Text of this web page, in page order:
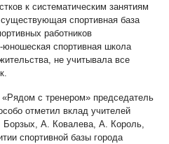
к систематическим занятиям
спортивная база
работников
юношеская спортивная школа
не учитывала все
с тренером» председатель
отметил вклад учителей
А. Ковалева, А. Король,
спортивной базы города